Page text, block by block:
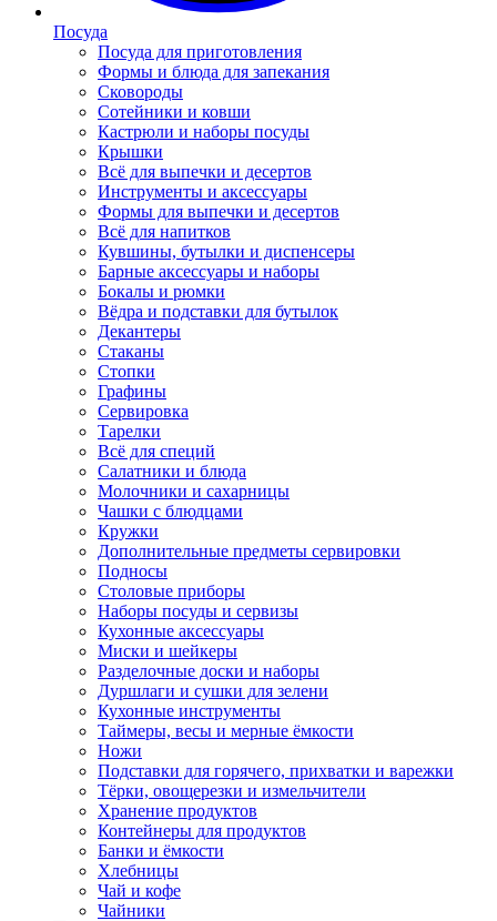
Посуда
Посуда для приготовления
Формы и блюда для запекания
Сковороды
Сотейники и ковши
Кастрюли и наборы посуды
Крышки
Всё для выпечки и десертов
Инструменты и аксессуары
Формы для выпечки и десертов
Всё для напитков
Кувшины, бутылки и диспенсеры
Барные аксессуары и наборы
Бокалы и рюмки
Вёдра и подставки для бутылок
Декантеры
Стаканы
Стопки
Графины
Сервировка
Тарелки
Всё для специй
Салатники и блюда
Молочники и сахарницы
Чашки с блюдцами
Кружки
Дополнительные предметы сервировки
Подносы
Столовые приборы
Наборы посуды и сервизы
Кухонные аксессуары
Миски и шейкеры
Разделочные доски и наборы
Дуршлаги и сушки для зелени
Кухонные инструменты
Таймеры, весы и мерные ёмкости
Ножи
Подставки для горячего, прихватки и варежки
Тёрки, овощерезки и измельчители
Хранение продуктов
Контейнеры для продуктов
Банки и ёмкости
Хлебницы
Чай и кофе
Чайники